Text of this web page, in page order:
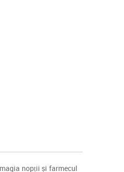
nopții și farmecul